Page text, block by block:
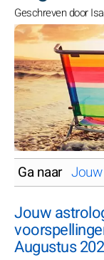
Geschreven door
Ga naar
Jouw
Augustus